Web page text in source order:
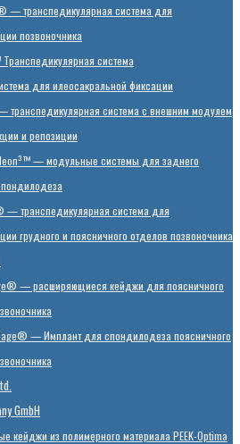
— транспедикулярная система для
позвоночника
система
для илеосакральной фиксации
транспедикулярная система с внешним модулем
и репозиции
— модульные системы для заднего
— транспедикулярная система для
грудного и поясничного отделов позвоночника
— расширяющиеся кейджи для поясничного
— Имплант для спондилодеза поясничного
GmbH
кейджи из полимерного материала PEEK-Optima